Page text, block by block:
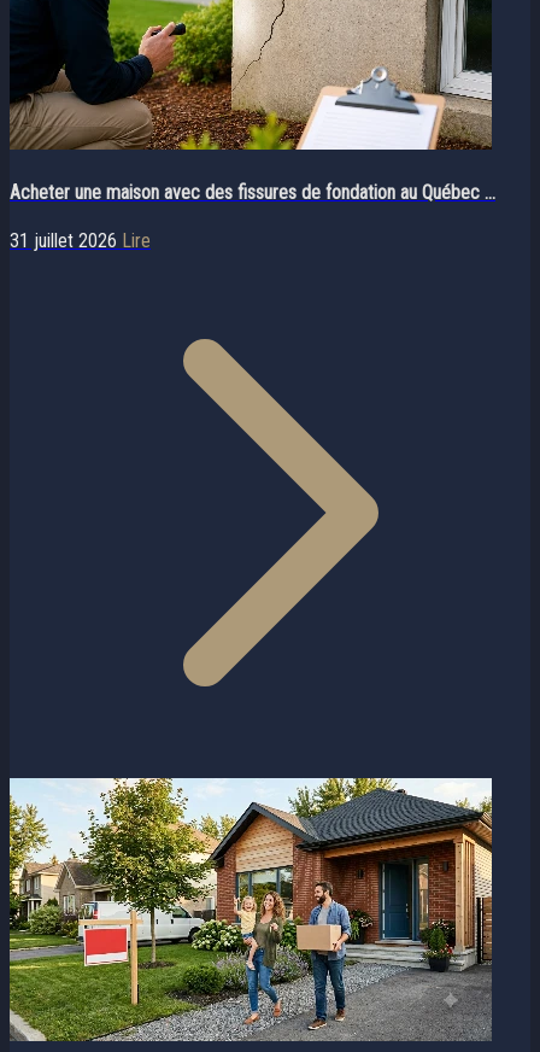
Acheter une maison avec des fissures de fondation au Québec ...
31 juillet 2026 Lire